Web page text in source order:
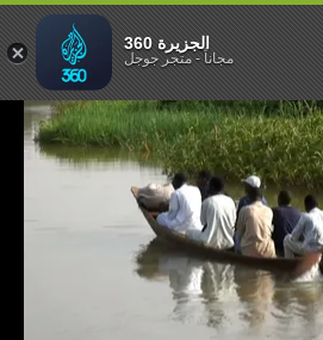
الحياة
الجزيرة 360
مجاناً-متجر جوجل